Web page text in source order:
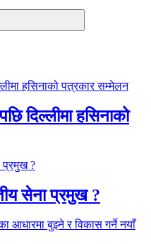
दिल्लीमा हसिनाको
सेना प्रमुख ?